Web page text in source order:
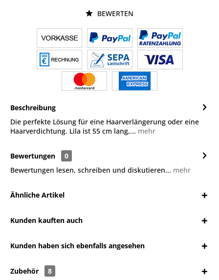
BEWERTEN
Beschreibung
Die perfekte Lösung für eine Haarverlängerung oder eine
Haarverdichtung. Lila ist 55 cm lang,... mehr
Bewertungen
0
Bewertungen lesen, schreiben und diskutieren... mehr
Ähnliche Artikel
Kunden kauften auch
Kunden haben sich ebenfalls angesehen
Zubehör 8